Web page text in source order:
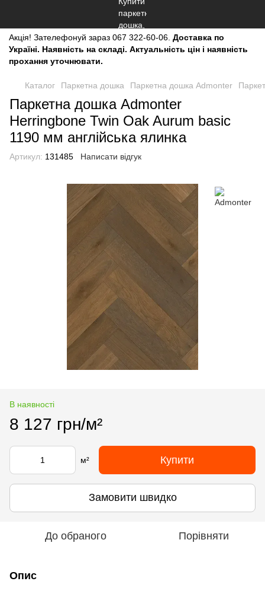
Акція! Зателефонуй зараз 067 322-60-06. Доставка по
Україні. Наявність на складі. Актуальність цін і наявність
прохання уточнювати.
Каталог Паркетна дошка Паркетна дошка Admonter
Паркетна дошка Admonter
Herringbone Twin Oak Aurum basic
1190 мм англійська ялинка
Артикул: 131485 Написати відгук
В наявності
8 127 грн/м²
м² Купити
Замовити швидко
До обраного Порівняти
Опис